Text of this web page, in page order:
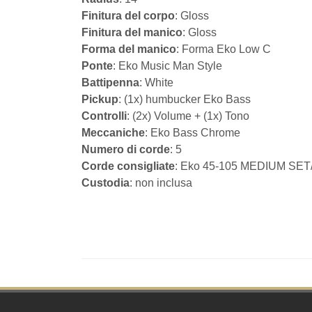
Finitura del corpo: Gloss
Finitura del manico: Gloss
Forma del manico: Forma Eko Low C
Ponte: Eko Music Man Style
Battipenna: White
Pickup: (1x) humbucker Eko Bass
Controlli: (2x) Volume + (1x) Tono
Meccaniche: Eko Bass Chrome
Numero di corde: 5
Corde consigliate: Eko 45-105 MEDIUM
Custodia: non inclusa